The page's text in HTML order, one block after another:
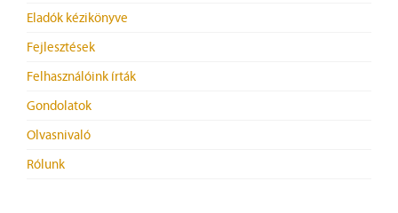
Eladók kézikönyve
Fejlesztések
Felhasználóink írták
Gondolatok
Olvasnivaló
Rólunk